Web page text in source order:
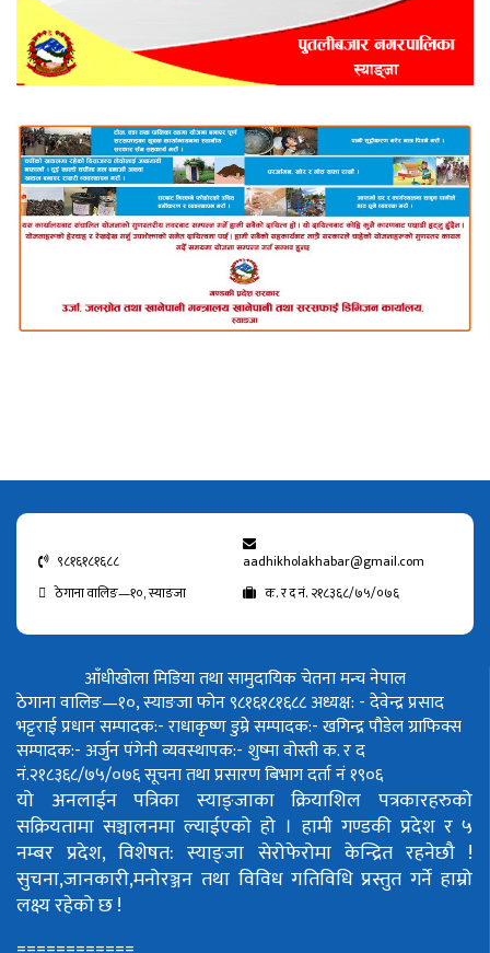
९८१६१८१६८८
aadhikholakhabar@gmail.com
ठेगाना वालिङ—१०, स्याङजा
क. र द नं. २१८३६८/७५/०७६
आँधीखोला मिडिया तथा सामुदायिक चेतना मन्च नेपाल
ठेगाना वालिङ—१०, स्याङजा फोन ९८१६१८१६८८अध्यक्ष: - देवेन्द्र प्रसाद
भट्टराईप्रधान सम्पादक:- राधाकृष्ण डुम्रेसम्पादक:- खगिन्द्र पौडेलग्राफिक्स
सम्पादक:- अर्जुन पंगेनीव्यवस्थापक:- शुष्मा वोस्तीक. र द
नं.२१८३६८/७५/०७६सूचना तथा प्रसारण बिभाग दर्ता नं १९०६
यो अनलाईन पत्रिका स्याङ्जाका क्रियाशिल पत्रकारहरुको
सक्रियतामा सञ्चालनमा ल्याईएको हो । हामी गण्डकी प्रदेश र ५
नम्बर प्रदेश, विशेषत: स्याङ्जा सेरोफेरोमा केन्द्रित रहनेछौ !
सुचना,जानकारी,मनोरञ्जन तथा विविध गतिविधि प्रस्तुत गर्ने हाम्रो
लक्ष्य रहेको छ !